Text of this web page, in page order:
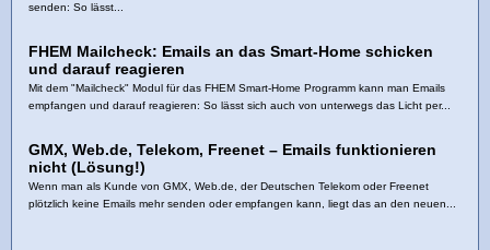
senden: So lässt...
FHEM Mailcheck: Emails an das Smart-Home schicken
und darauf reagieren
Mit dem "Mailcheck" Modul für das FHEM Smart-Home Programm kann man Emails
empfangen und darauf reagieren: So lässt sich auch von unterwegs das Licht per...
GMX, Web.de, Telekom, Freenet – Emails funktionieren
nicht (Lösung!)
Wenn man als Kunde von GMX, Web.de, der Deutschen Telekom oder Freenet
plötzlich keine Emails mehr senden oder empfangen kann, liegt das an den neuen...